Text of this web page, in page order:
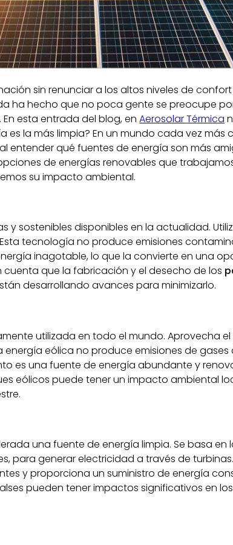
sin renunciar a los altos niveles de confort
ha hecho que no poca gente se preocupe
esta entrada del blog, enAerosolar Térmica
la más limpia? En un mundo cada vez más
entender qué fuentes de energía son más
de energías renovables que
su impacto ambiental.
y sostenibles disponibles en la actualidad.
tecnología no produce emisiones
inagotable, lo que la convierte en una
que la fabricación y el desecho de los
desarrollando avances para minimizarlo.
utilizada en todo el mundo. Aprovecha
eólica no produce emisiones de
es una fuente de energía abundante y
eólicos puede tener un impacto ambiental
una fuente de energía limpia. Se basa en
para generar electricidad a través de
y proporciona un suministro de energía
pueden tener impactos significativos en los